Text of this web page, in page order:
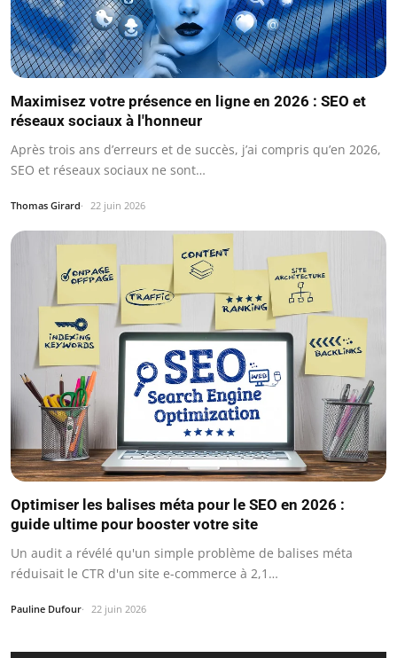
Maximisez votre présence en ligne en 2026 : SEO et
réseaux sociaux à l'honneur
Après trois ans d’erreurs et de succès, j’ai compris qu’en 2026,
SEO et réseaux sociaux ne sont…
Thomas Girard 22 juin 2026
Optimiser les balises méta pour le SEO en 2026 :
guide ultime pour booster votre site
Un audit a révélé qu'un simple problème de balises méta
réduisait le CTR d'un site e-commerce à 2,1…
Pauline Dufour 22 juin 2026